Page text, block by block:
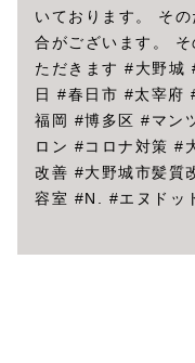
いております。 そ
合がございます。
ただきます #大野城
日 #春日市 #太宰府
福岡 #博多区 #マン
ロン #コロナ対策 #
改善 #大野城市髪質
容室 #N. #エヌドッ